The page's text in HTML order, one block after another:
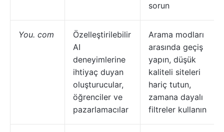
sorun
You. com
Özelleştirilebilir
AI
deneyimlerine
ihtiyaç duyan
oluşturucular,
öğrenciler ve
pazarlamacılar
Arama modları
arasında geçiş
yapın, düşük
kaliteli siteleri
hariç tutun,
zamana dayalı
filtreler kullanın